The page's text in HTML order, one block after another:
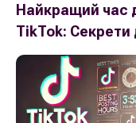
Найкращий час
TikTok:
охоплення